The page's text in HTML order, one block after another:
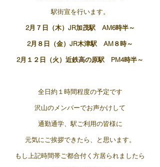
駅街宣を行います。
2月７日（木）JR加茂駅 AM6時半～
2月８日（金）JR木津駅 AM８時～
2月１２日（火）近鉄高の原駅 PM4時半～
全日約１時間程度の予定です
沢山のメンバーでお声かけして
通勤通学、駅ご利用の皆様に
元気にご挨拶できたら、と思います。
もし上記時間帯ご都合付く方居られましたら